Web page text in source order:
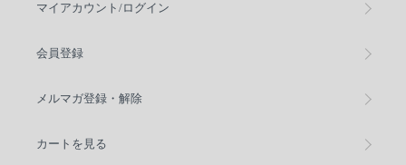
マイアカウント/ログイン
会員登録
メルマガ登録・解除
カートを見る